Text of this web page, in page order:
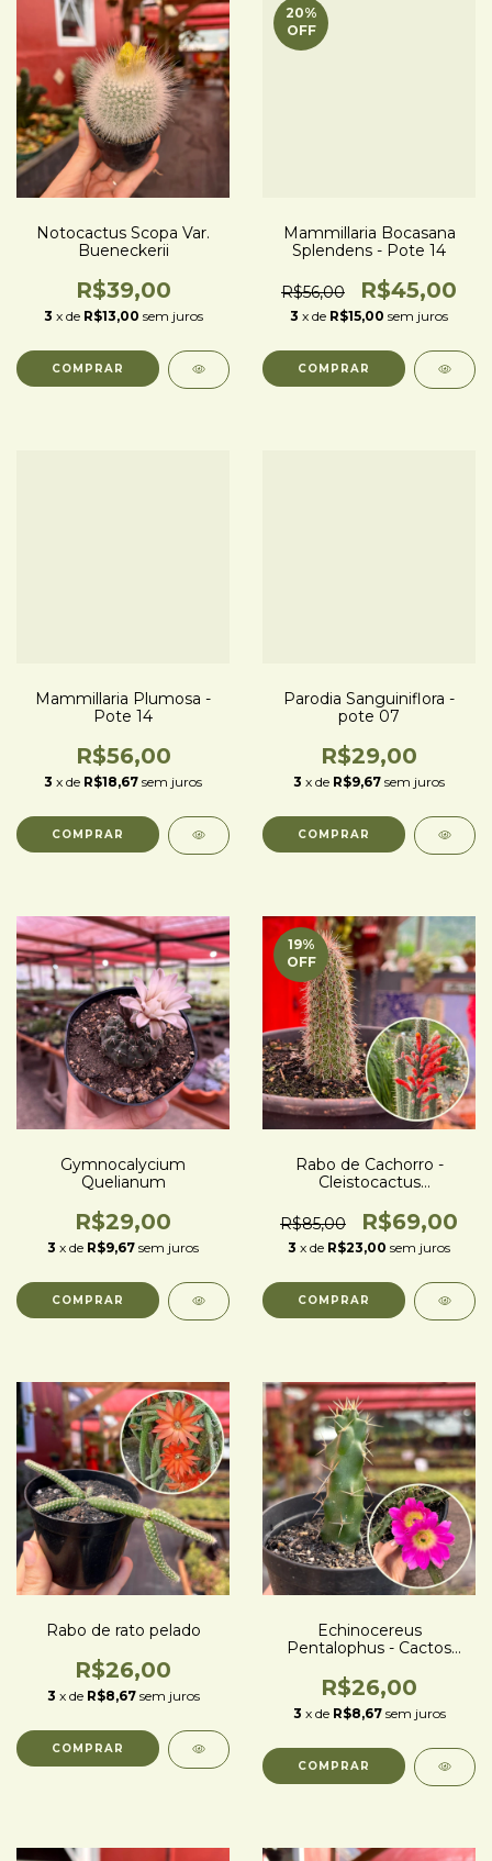
Notocactus Scopa Var.
Bueneckerii
R$39,00
3 x de R$13,00 sem juros
20%
OFF
Mammillaria Bocasana
Splendens - Pote 14
R$56,00 R$45,00
3 x de R$15,00 sem juros
Mammillaria Plumosa -
Pote 14
R$56,00
3 x de R$18,67 sem juros
Parodia Sanguiniflora -
pote 07
R$29,00
3 x de R$9,67 sem juros
Gymnocalycium
Quelianum
R$29,00
3 x de R$9,67 sem juros
19%
OFF
Rabo de Cachorro -
Cleistocactus
R$85,00
R$69,00
3 x de R$23,00 sem juros
Rabo de rato pelado
R$26,00
3 x de R$8,67 sem juros
Echinocereus
Pentalophus - Cactos
R$26,00
3 x de R$8,67 sem juros